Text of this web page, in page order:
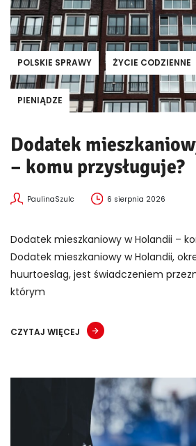
POLSKIE SPRAWY ŻYCIE CODZIENNE
PIENIĄDZE
Dodatek
– komu przysługuje?
PaulinaSzulc 6 sierpnia 2026
Dodatek mieszkaniowy w Holandii –
Dodatek mieszkaniowy w Holandii,
huurtoeslag, jest świadczeniem
którym
CZYTAJ WIĘCEJ